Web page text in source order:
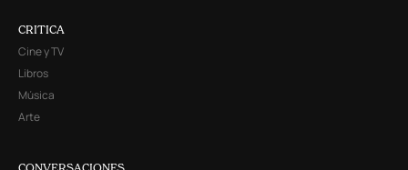
CRITICA
Cine y TV
Libros
Música
Arte